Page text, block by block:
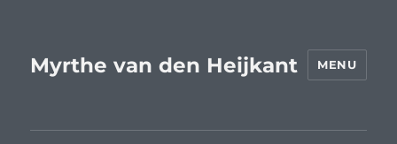
Myrthe van den Heijkant MENU